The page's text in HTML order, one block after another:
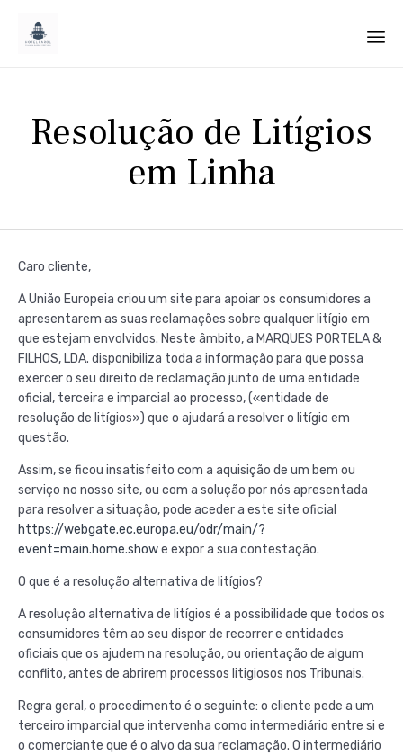
Resolução de Litígios
em Linha
Caro cliente,
A União Europeia criou um site para apoiar os consumidores a
apresentarem as suas reclamações sobre qualquer litígio em
que estejam envolvidos. Neste âmbito, a MARQUES PORTELA &
FILHOS, LDA. disponibiliza toda a informação para que possa
exercer o seu direito de reclamação junto de uma entidade
oficial, terceira e imparcial ao processo, («entidade de
resolução de litígios») que o ajudará a resolver o litígio em
questão.
Assim, se ficou insatisfeito com a aquisição de um bem ou
serviço no nosso site, ou com a solução por nós apresentada
para resolver a situação, pode aceder a este site oficial
https://webgate.ec.europa.eu/odr/main/?
event=main.home.showe expor a sua contestação.
O que é a resolução alternativa de litígios?
A resolução alternativa de litígios é a possibilidade que todos os
consumidores têm ao seu dispor de recorrer e entidades
oficiais que os ajudem na resolução, ou orientação de algum
conflito, antes de abrirem processos litigiosos nos Tribunais.
Regra geral, o procedimento é o seguinte: o cliente pede a um
terceiro imparcial que intervenha como intermediário entre si e
o comerciante que é o alvo da sua reclamação. O intermediário